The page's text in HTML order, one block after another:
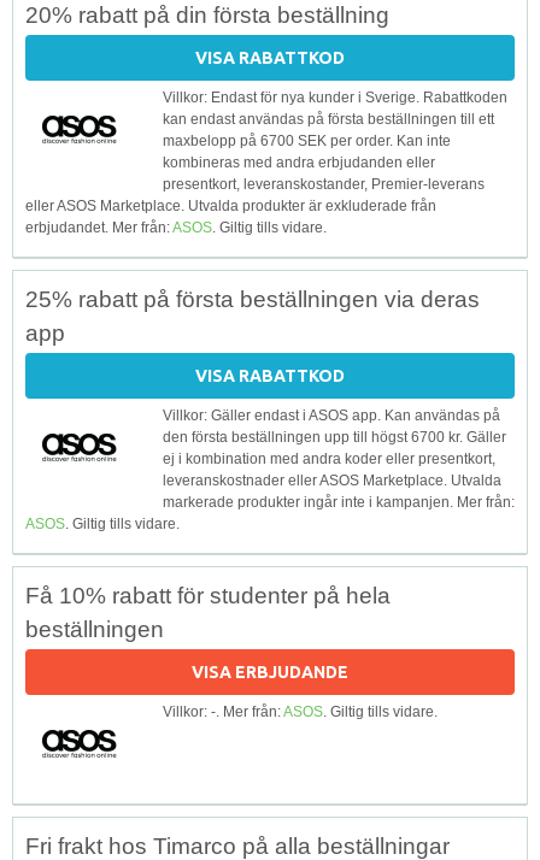
20% rabatt på din första beställning
VISA RABATTKOD
Villkor: Endast för nya kunder i Sverige. Rabattkoden
kan endast användas på första beställningen till ett
maxbelopp på 6700 SEK per order. Kan inte
kombineras med andra erbjudanden eller
presentkort, leveranskostander, Premier-leverans
eller ASOS Marketplace. Utvalda produkter är exkluderade från
erbjudandet. Mer från:ASOS. Giltig tills vidare.
25% rabatt på första beställningen via deras
app
VISA RABATTKOD
Villkor: Gäller endast i ASOS app. Kan användas på
den första beställningen upp till högst 6700 kr. Gäller
ej i kombination med andra koder eller presentkort,
leveranskostnader eller ASOS Marketplace. Utvalda
markerade produkter ingår inte i kampanjen. Mer från:
ASOS. Giltig tills vidare.
Få 10% rabatt för studenter på hela
beställningen
VISA ERBJUDANDE
Villkor: -. Mer från:ASOS. Giltig tills vidare.
Fri frakt hos Timarco på alla beställningar